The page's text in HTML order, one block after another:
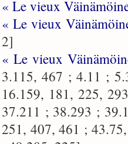
« Le vieux
« Le vieux
2]
« Le vieux
3.115, 467 ; 4.11 ;
16.159, 181, 225,
37.211 ; 38.293 ;
251, 407, 461 ;